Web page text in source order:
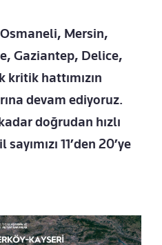
Mersin,
Gaziantep, Delice,
hattımızın
devam ediyoruz.
doğrudan hızlı
11’den 20’ye